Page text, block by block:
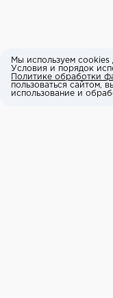
Мы используем cookies
Условия и порядок
Политике обработки
пользоваться сайтом,
использование и